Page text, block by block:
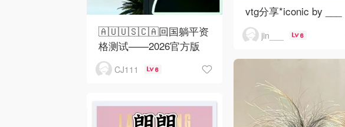
vtg分享*iconic by ___
jin___ 6
🇦🇺🇺🇸🇨🇦回国躺平资
格测试——2026官方版
CJ111 6